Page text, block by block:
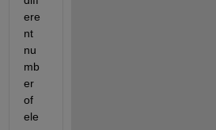
ere
nt
nu
mb
er
of
ele